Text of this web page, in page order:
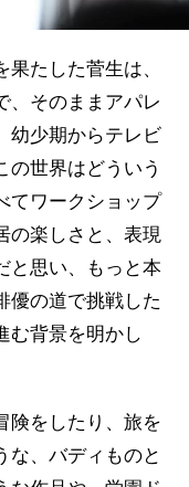
たした菅生は、
、そのままアパレ
幼少期からテレビ
の世界はどういう
てワークショップ
の楽しさと、表現
と思い、もっと本
優の道で挑戦した
む背景を明かし
険をしたり、旅を
な、バディものと